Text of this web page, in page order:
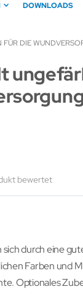
DOWNLOADS
DIE
bewertet
durch eine
Farben und
Optionales